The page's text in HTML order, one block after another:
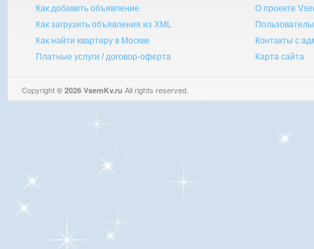
Как добавить объявление
Как загрузить объявления из XML
Как найти квартиру в Москве
Платные услуги / договор-оферта
О проекте
Контакты с
Карта сайта
Copyright © 2026 VsemKv.ru All rights reserved.